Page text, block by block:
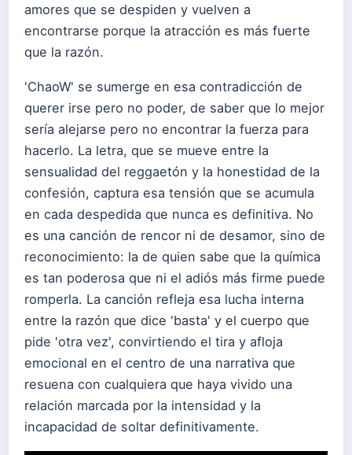
amores que se despiden y vuelven a
encontrarse porque la atracción es más fuerte
que la razón.
'ChaoW' se sumerge en esa contradicción de
querer irse pero no poder, de saber que lo mejor
sería alejarse pero no encontrar la fuerza para
hacerlo. La letra, que se mueve entre la
sensualidad del reggaetón y la honestidad de la
confesión, captura esa tensión que se acumula
en cada despedida que nunca es definitiva. No
es una canción de rencor ni de desamor, sino de
reconocimiento: la de quien sabe que la química
es tan poderosa que ni el adiós más firme puede
romperla. La canción refleja esa lucha interna
entre la razón que dice 'basta' y el cuerpo que
pide 'otra vez', convirtiendo el tira y afloja
emocional en el centro de una narrativa que
resuena con cualquiera que haya vivido una
relación marcada por la intensidad y la
incapacidad de soltar definitivamente.